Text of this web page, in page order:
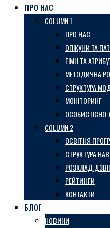
ПРО НАС
COLUMN 1
ПРО НАС
ОПІКУНИ ТА
ГІМН ТА
МЕТОДИЧНА
СТРУКТУРА
МОНІТОРИНГ
COLUMN 2
ОСВІТНЯ
СТРУКТУРА
РОЗКЛАД
РЕЙТИНГИ
КОНТАКТИ
БЛОГ
НОВИНИ